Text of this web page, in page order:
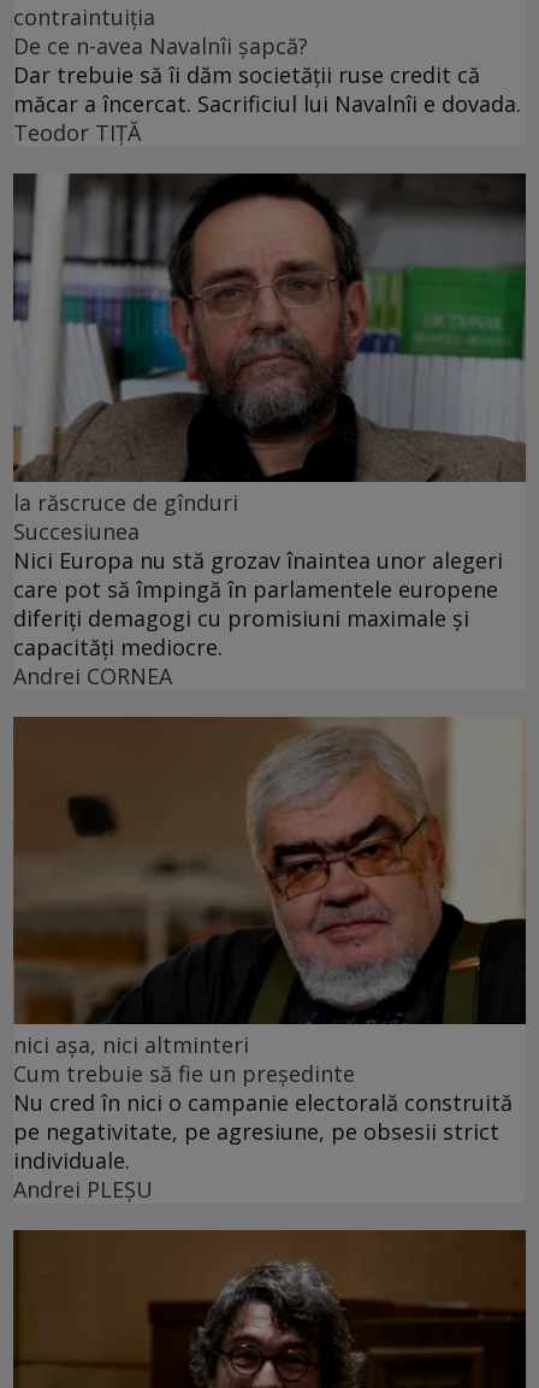
contraintuiția
De ce n-avea Navalnîi șapcă?
Dar trebuie să îi dăm societății ruse credit că
măcar a încercat. Sacrificiul lui Navalnîi e dovada.
Teodor TIŢĂ
la răscruce de gînduri
Succesiunea
Nici Europa nu stă grozav înaintea unor alegeri
care pot să împingă în parlamentele europene
diferiți demagogi cu promisiuni maximale și
capacități mediocre.
Andrei CORNEA
nici așa, nici altminteri
Cum trebuie să fie un președinte
Nu cred în nici o campanie electorală construită
pe negativitate, pe agresiune, pe obsesii strict
individuale.
Andrei PLEŞU